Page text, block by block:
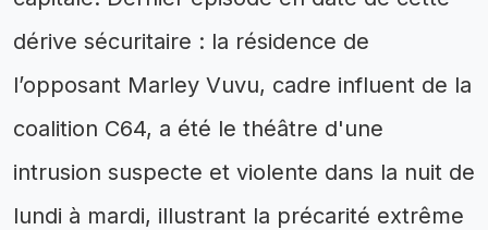
dérive sécuritaire : la résidence de
l’opposant Marley Vuvu, cadre influent de la
coalition C64, a été le théâtre d'une
intrusion suspecte et violente dans la nuit de
lundi à mardi, illustrant la précarité extrême